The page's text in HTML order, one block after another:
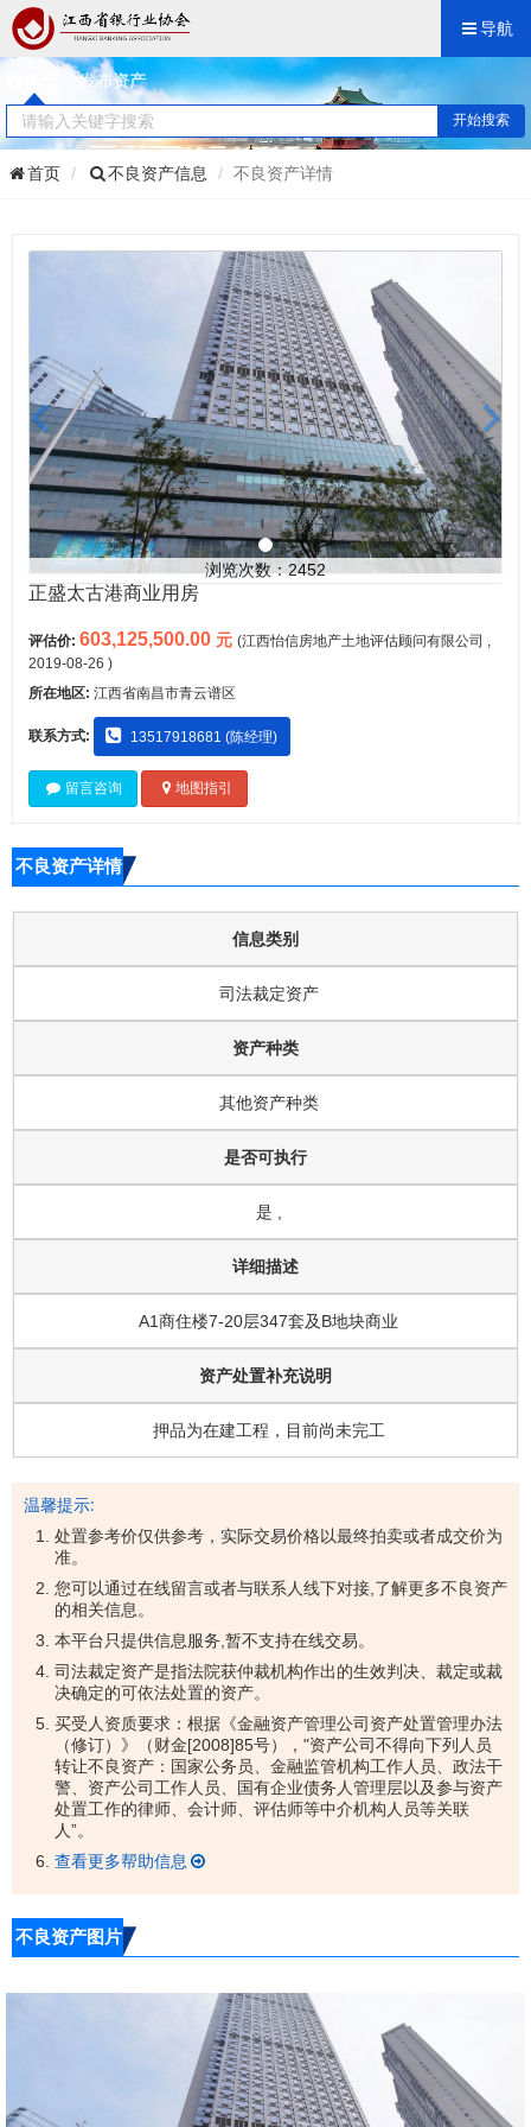
导航
发布资产
开始搜索
首页 不良资产信息 不良资产详情
浏览次数：2452
正盛太古港商业用房
评估价: 603,125,500.00 元 (江西怡信房地产土地评估顾问有限公司 ,
2019-08-26 )
所在地区: 江西省南昌市青云谱区
联系方式: 13517918681 (陈经理)
留言咨询 地图指引
不良资产详情
信息类别
司法裁定资产
资产种类
其他资产种类
是否可执行
是 ,
详细描述
A1商住楼7-20层347套及B地块商业
资产处置补充说明
押品为在建工程，目前尚未完工
温馨提示:
处置参考价仅供参考，实际交易价格以最终拍卖或者成交价为
准。
您可以通过在线留言或者与联系人线下对接,了解更多不良资产
的相关信息。
本平台只提供信息服务,暂不支持在线交易。
司法裁定资产是指法院获仲裁机构作出的生效判决、裁定或裁
决确定的可依法处置的资产。
买受人资质要求：根据《金融资产管理公司资产处置管理办法
（修订）》（财金[2008]85号），"资产公司不得向下列人员
转让不良资产：国家公务员、金融监管机构工作人员、政法干
警、资产公司工作人员、国有企业债务人管理层以及参与资产
处置工作的律师、会计师、评估师等中介机构人员等关联
人”。
查看更多帮助信息
不良资产图片